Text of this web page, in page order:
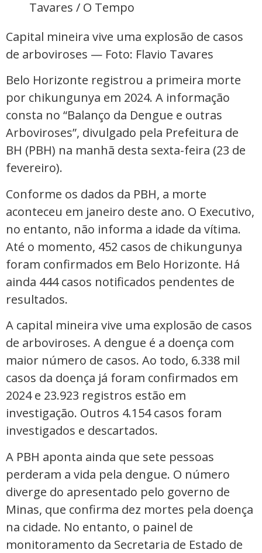
Capital mineira vive uma explosão de casos
de arboviroses — Foto: Flavio Tavares
Belo Horizonte registrou a primeira morte
por chikungunya em 2024. A informação
consta no “Balanço da Dengue e outras
Arboviroses”, divulgado pela Prefeitura de
BH (PBH) na manhã desta sexta-feira (23 de
fevereiro).
Conforme os dados da PBH, a morte
aconteceu em janeiro deste ano. O Executivo,
no entanto, não informa a idade da vítima.
Até o momento, 452 casos de chikungunya
foram confirmados em Belo Horizonte. Há
ainda 444 casos notificados pendentes de
resultados.
A capital mineira vive uma explosão de casos
de arboviroses. A dengue é a doença com
maior número de casos. Ao todo, 6.338 mil
casos da doença já foram confirmados em
2024 e 23.923 registros estão em
investigação. Outros 4.154 casos foram
investigados e descartados.
A PBH aponta ainda que sete pessoas
perderam a vida pela dengue. O número
diverge do apresentado pelo governo de
Minas, que confirma dez mortes pela doença
na cidade. No entanto, o painel de
monitoramento da Secretaria de Estado de